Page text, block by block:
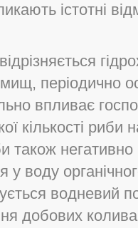
істотні
періодично
впливає
кількості
також
у воду
водневий
добових